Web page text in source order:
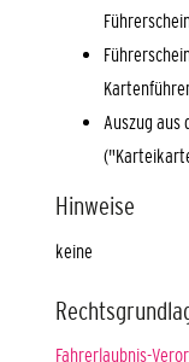
Auszug
Hinweise
keine
Fahrerlaubnis-